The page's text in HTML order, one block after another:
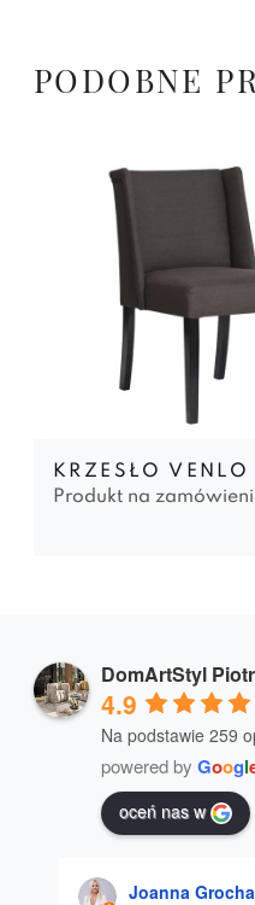
PODOBNE
KRZESŁO VENLO
Produkt na
DomArtStyl
4.9
Na podstawie 259
powered by Googl
oceń nas w
Joanna